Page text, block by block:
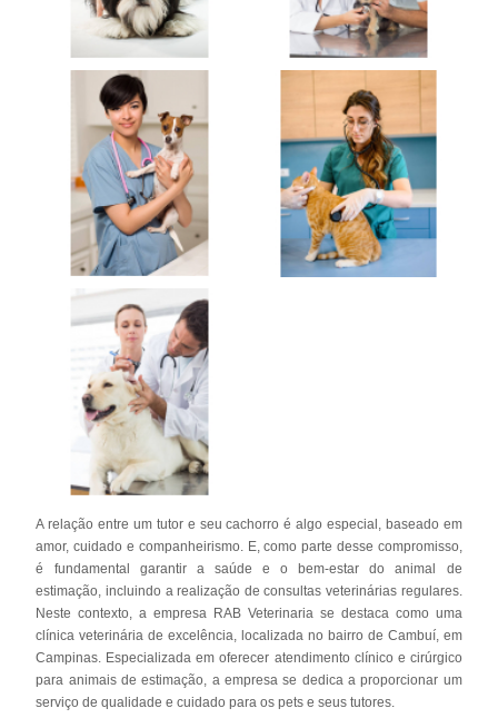
A relação entre um tutor e seu cachorro é algo especial, baseado em
amor, cuidado e companheirismo. E, como parte desse compromisso,
é fundamental garantir a saúde e o bem-estar do animal de
estimação, incluindo a realização de consultas veterinárias regulares.
Neste contexto, a empresa RAB Veterinaria se destaca como uma
clínica veterinária de excelência, localizada no bairro de Cambuí, em
Campinas. Especializada em oferecer atendimento clínico e cirúrgico
para animais de estimação, a empresa se dedica a proporcionar um
serviço de qualidade e cuidado para os pets e seus tutores.